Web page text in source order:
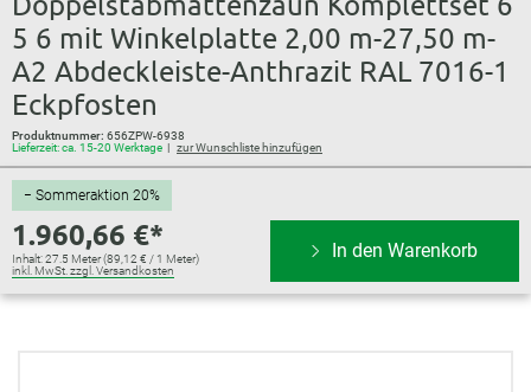
5 6 mit Winkelplatte 2,00 m-27,50 m-
A2 Abdeckleiste-Anthrazit RAL 7016-1
Eckpfosten
Produktnummer: 656ZPW-6938
Lieferzeit: ca. 15-20 Werktage
zur Wunschliste hinzufügen
− Sommeraktion 20%
1.960,66 €*
Inhalt:27.5 Meter(89,12 € / 1 Meter)
inkl. MwSt. zzgl. Versandkosten
In den Warenkorb